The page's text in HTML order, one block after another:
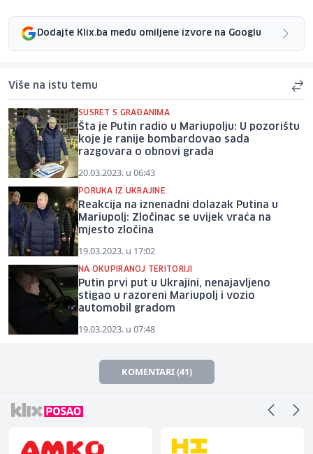
Dodajte Klix.ba među omiljene izvore na Googlu
Više na istu temu
SUSRET S GRAĐANIMA
Šta je Putin radio u Mariupolju: U pozorištu
koje je ranije bombardovao sada
razgovara o obnovi grada
20.03.2023. u 06:43
PORUKA IZ UKRAJINE
Reakcija na iznenadni dolazak Putina u
Mariupolj: Zločinac se uvijek vraća na
mjesto zločina
19.03.2023. u 17:02
NA OKUPIRANOJ TERITORIJI
Putin prvi put u Ukrajini, nenajavljeno
stigao u razoreni Mariupolj i vozio
automobil gradom
19.03.2023. u 07:48
KOMENTARI (41)